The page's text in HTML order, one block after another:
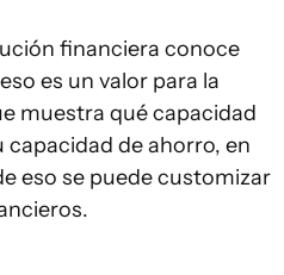
financiera conoce
es un valor para la
muestra qué capacidad
capacidad de ahorro, en
eso se puede customizar